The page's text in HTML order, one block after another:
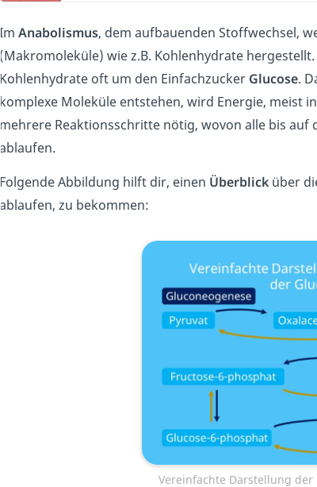
Im Anabolismus, dem aufbauenden Stoffwechsel,
(Makromoleküle) wie z.B. Kohlenhydrate
Kohlenhydrate oft um den Einfachzucker Glucose.
komplexe Moleküle entstehen, wird Energie, meist
mehrere Reaktionsschritte nötig, wovon alle bis auf
ablaufen.
Folgende Abbildung hilft dir, einen Überblick über
ablaufen, zu bekommen:
Vereinfachte Darstellung der